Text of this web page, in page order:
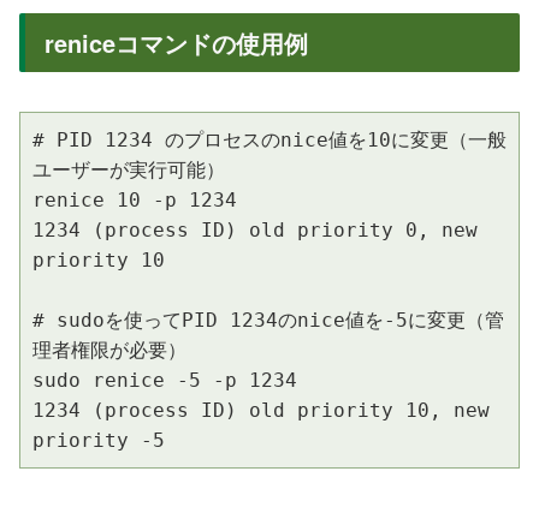
reniceコマンドの使用例
# PID 1234 のプロセスのnice値を10に変更（一般
ユーザーが実行可能）
renice 10 -p 1234
1234 (process ID) old priority 0, new
priority 10
# sudoを使ってPID 1234のnice値を-5に変更（管
理者権限が必要）
sudo renice -5 -p 1234
1234 (process ID) old priority 10, new